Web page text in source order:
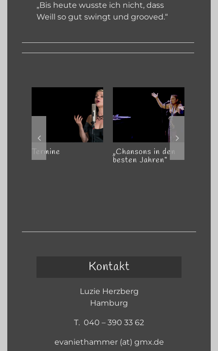
„Bis heute wusste ich nicht, dass
Weill so gut swingt und grooved.“
Termine
„Chansons in den
besten Jahren“
Kontakt
Luzie Herzberg
Hamburg
T. 040 – 390 33 62
evaniethammer (at) gmx.de